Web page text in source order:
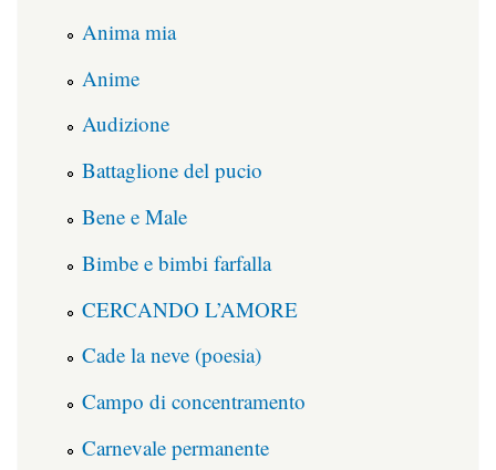
Anima mia
Anime
Audizione
Battaglione del pucio
Bene e Male
Bimbe e bimbi farfalla
CERCANDO L’AMORE
Cade la neve (poesia)
Campo di concentramento
Carnevale permanente